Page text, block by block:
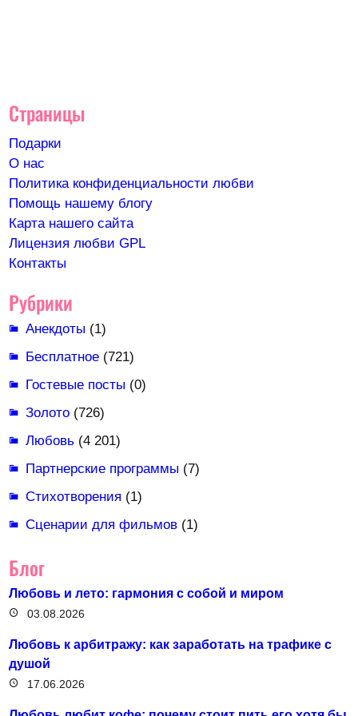
Страницы
Подарки
О нас
Политика конфиденциальности любви
Помощь нашему блогу
Карта нашего сайта
Лицензия любви GPL
Контакты
Рубрики
Анекдоты (1)
Бесплатное(721)
Гостевые посты (0)
Золото(726)
Любовь(4 201)
Партнерские программы (7)
Стихотворения (1)
Сценарии для фильмов(1)
Блог
Любовь и лето: гармония с собой и миром
03.08.2026
Любовь к арбитражу: как заработать на трафике с
душой
17.06.2026